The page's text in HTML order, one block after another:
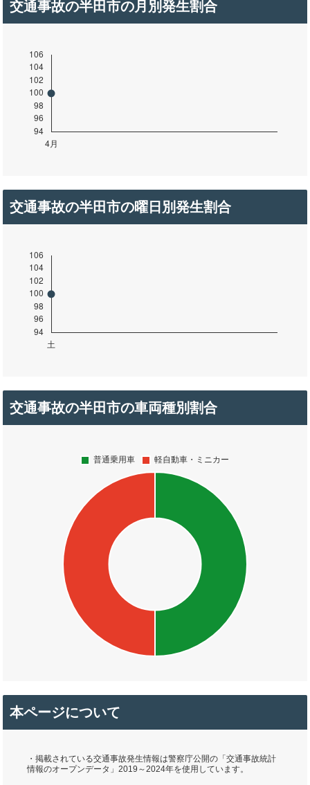
交通事故の半田市の月別発生割合
交通事故の半田市の曜日別発生割合
交通事故の半田市の車両種別割合
本ページについて
・掲載されている交通事故発生情報は警察庁公開の「交通事故統計
情報のオープンデータ」2019～2024年を使用しています。